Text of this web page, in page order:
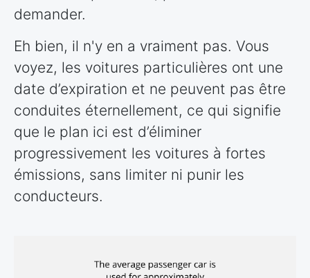
demander.
Eh bien, il n'y en a vraiment pas. Vous
voyez, les voitures particulières ont une
date d’expiration et ne peuvent pas être
conduites éternellement, ce qui signifie
que le plan ici est d’éliminer
progressivement les voitures à fortes
émissions, sans limiter ni punir les
conducteurs.